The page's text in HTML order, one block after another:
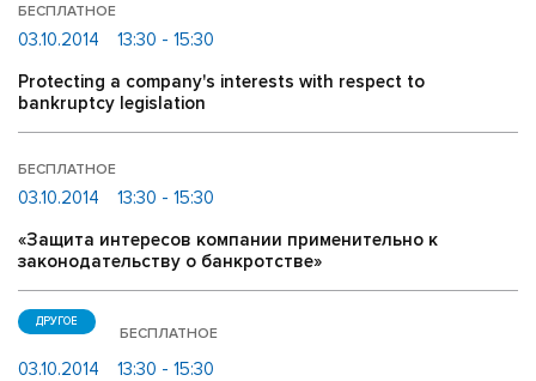
БЕСПЛАТНОЕ
03.10.2014
13:30 - 15:30
Protecting a company's interests with respect to
bankruptcy legislation
БЕСПЛАТНОЕ
03.10.2014
13:30 - 15:30
«Защита интересов компании применительно к
законодательству о банкротстве»
ДРУГОЕ
БЕСПЛАТНОЕ
03.10.2014
13:30 - 15:30